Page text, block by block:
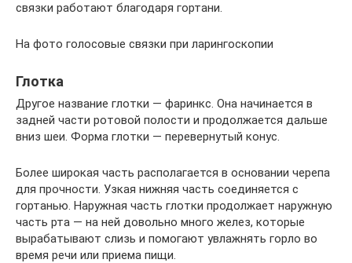
связки работают благодаря гортани.
На фото голосовые связки при ларингоскопии
Глотка
Другое название глотки — фаринкс. Она начинается в
задней части ротовой полости и продолжается дальше
вниз шеи. Форма глотки — перевернутый конус.
Более широкая часть располагается в основании черепа
для прочности. Узкая нижняя часть соединяется с
гортанью. Наружная часть глотки продолжает наружную
часть рта — на ней довольно много желез, которые
вырабатывают слизь и помогают увлажнять горло во
время речи или приема пищи.